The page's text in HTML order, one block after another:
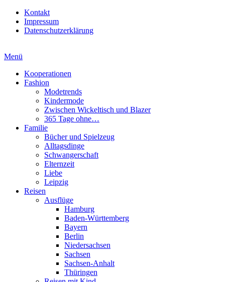
Kontakt
Impressum
Datenschutzerklärung
Menü
Kooperationen
Fashion
Modetrends
Kindermode
Zwischen Wickeltisch und Blazer
365 Tage ohne…
Familie
Bücher und Spielzeug
Alltagsdinge
Schwangerschaft
Elternzeit
Liebe
Leipzig
Reisen
Ausflüge
Hamburg
Baden-Württemberg
Bayern
Berlin
Niedersachsen
Sachsen
Sachsen-Anhalt
Thüringen